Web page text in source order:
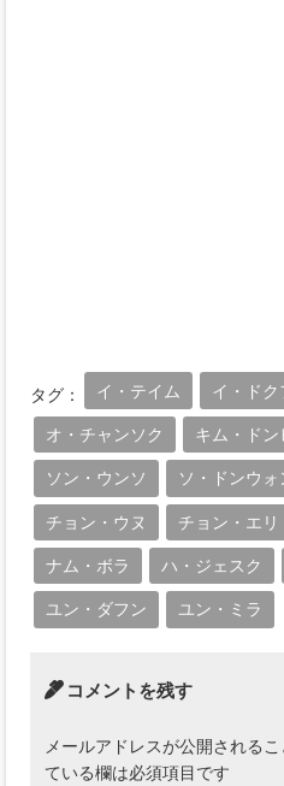
タグ： イ・テイム イ・ドク
オ・チャンソク キム・ドン
ソン・ウンソ ソ・ドンウォ
チョン・ウヌ チョン・エリ
ナム・ボラ ハ・ジェスク
ユン・ダフン ユン・ミラ
コメントを残す
メールアドレスが公開されるこ
ている欄は必須項目です